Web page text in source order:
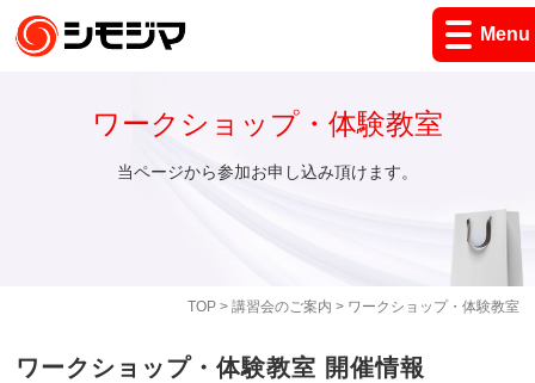
Menu
TOP> 講習会のご案内 > ワークショップ・体験教室
ワークショップ・体験教室
当ページから参加お申し込み頂けます。
ワークショップ・体験教室 開催情報